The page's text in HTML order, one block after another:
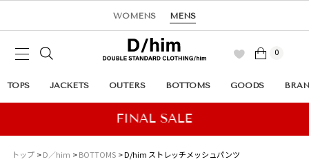
WOMENS MENS
0
TOPS JACKETS OUTERS BOTTOMS GOODS
トップ D／him BOTTOMS D/him ストレッチメッシュパンツ